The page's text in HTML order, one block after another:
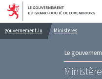
Aller au
Aller
gouvernement.lu Ministères
Le